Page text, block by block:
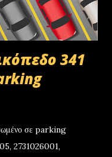
341
σε parking
2731026001,